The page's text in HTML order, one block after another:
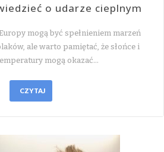
o udarze cieplnym
mogą być spełnieniem marzeń
ale warto pamiętać, że słońce i
mogą okazać…
CZYTAJ